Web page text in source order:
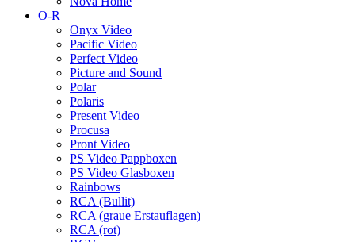
O-R
Onyx Video
Pacific Video
Perfect Video
Picture and Sound
Polar
Polaris
Present Video
Procusa
Pront Video
PS Video Pappboxen
PS Video Glasboxen
Rainbows
RCA (Bullit)
RCA (graue Erstauflagen)
RCA (rot)